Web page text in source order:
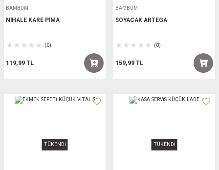
BAMBUM
NİHALE KARE PİMA
(0)
119,99 TL
BAMBUM
SOYACAK ARTEGA
(0)
159,99 TL
TÜKENDİ TÜKENDİ